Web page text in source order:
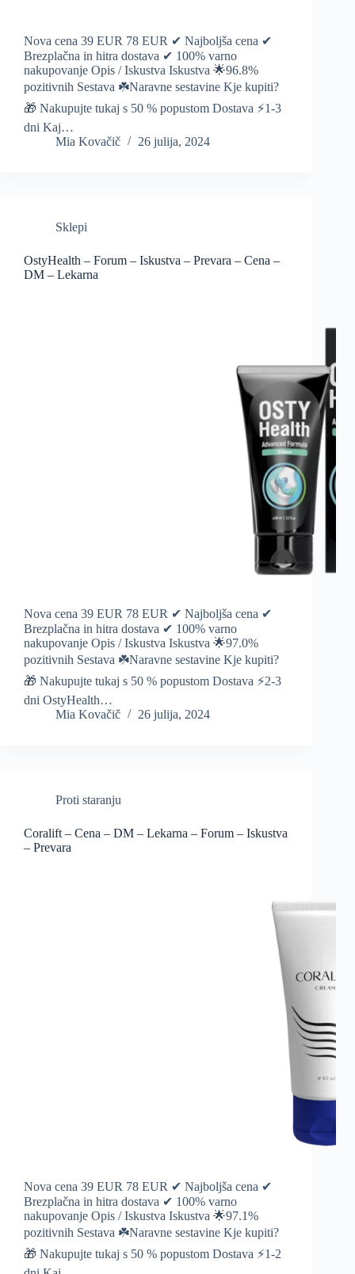
Nova cena 39 EUR 78 EUR ✔ Najboljša cena ✔
Brezplačna in hitra dostava ✔ 100% varno
nakupovanje Opis / Iskustva Iskustva 🌟96.8%
pozitivnih Sestava ☘️Naravne sestavine Kje kupiti?
🎁 Nakupujte tukaj s 50 % popustom Dostava ⚡️1-3
dni Kaj…
Mia Kovačič
26 julija, 2024
Sklepi
OstyHealth – Forum – Iskustva – Prevara – Cena –
DM – Lekarna
Nova cena 39 EUR 78 EUR ✔ Najboljša cena ✔
Brezplačna in hitra dostava ✔ 100% varno
nakupovanje Opis / Iskustva Iskustva 🌟97.0%
pozitivnih Sestava ☘️Naravne sestavine Kje kupiti?
🎁 Nakupujte tukaj s 50 % popustom Dostava ⚡️2-3
dni OstyHealth…
Mia Kovačič
26 julija, 2024
Proti staranju
Coralift – Cena – DM – Lekarna – Forum – Iskustva
– Prevara
Nova cena 39 EUR 78 EUR ✔ Najboljša cena ✔
Brezplačna in hitra dostava ✔ 100% varno
nakupovanje Opis / Iskustva Iskustva 🌟97.1%
pozitivnih Sestava ☘️Naravne sestavine Kje kupiti?
🎁 Nakupujte tukaj s 50 % popustom Dostava ⚡️1-2